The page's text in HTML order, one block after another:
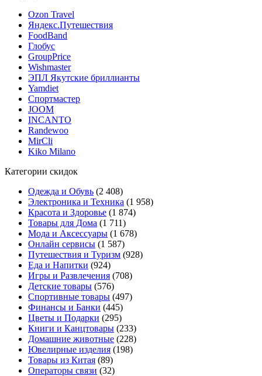
Ozon Travel
Яндекс.Путешествия
FoodBand
Глобус
GroupPrice
Wishmaster
ЭПЛ Якутские бриллианты
Yamdiet
Спортмастер
JOOM
INCANTO
Randewoo
MirCli
Kiko Milano
Категории скидок
Одежда и Обувь (2 408)
Электроника и Техника (1 958)
Красота и Здоровье (1 874)
Товары для Дома (1 711)
Мода и Аксессуары (1 678)
Онлайн сервисы (1 587)
Путешествия и Туризм (928)
Еда и Напитки (924)
Игры и Развлечения (708)
Детские товары (576)
Спортивные товары (497)
Финансы и Банки (445)
Цветы и Подарки (295)
Книги и Канцтовары (233)
Домашние животные (228)
Ювелирные изделия (198)
Товары из Китая (89)
Операторы связи (32)